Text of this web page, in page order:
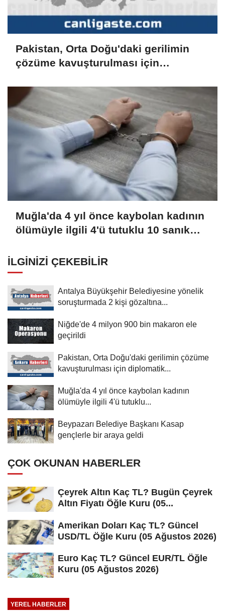
Pakistan, Orta Doğu'daki gerilimin
çözüme kavuşturulması için
Muğla'da 4 yıl önce kaybolan kadının
ölümüyle ilgili 4'ü tutuklu 10 sanık
İLGINIZI ÇEKEBILIR
Antalya Büyükşehir Belediyesine yönelik
soruşturmada 2 kişi gözaltına...
Niğde'de 4 milyon 900 bin makaron ele
geçirildi
Pakistan, Orta Doğu'daki gerilimin çözüme
kavuşturulması için diplomatik...
Muğla'da 4 yıl önce kaybolan kadının
ölümüyle ilgili 4'ü tutuklu...
Beypazarı Belediye Başkanı Kasap
gençlerle bir araya geldi
ÇOK OKUNAN HABERLER
Çeyrek Altın Kaç TL? Bugün Çeyrek
Altın Fiyatı Öğle Kuru (05...
Amerikan Doları Kaç TL? Güncel
USD/TL Öğle Kuru (05 Ağustos 2026)
Euro Kaç TL? Güncel EUR/TL Öğle
Kuru (05 Ağustos 2026)
YEREL HABERLER